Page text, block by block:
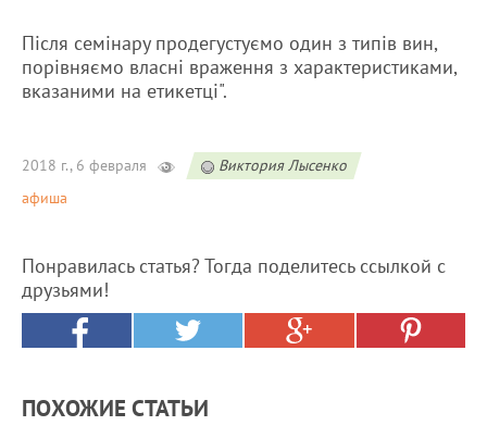
Після семінару продегустуємо один з типів вин,
порівняємо власні враження з характеристиками,
вказаними на етикетці".
2018 г., 6 февраля
Виктория Лысенко
афиша
Понравилась статья? Тогда поделитесь ссылкой с
друзьями!
ПОХОЖИЕ СТАТЬИ